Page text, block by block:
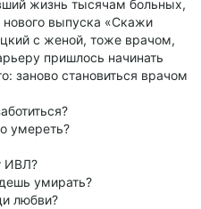
жизнь тысячам больных,
выпуска «Скажи
с женой, тоже врачом,
пришлось начинать
заново становиться врачом
умереть?
ИВЛ?
умирать?
любви?